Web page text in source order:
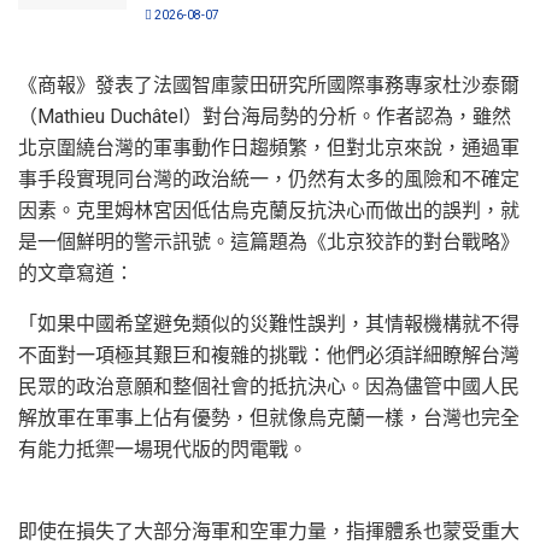
2026-08-07
《商報》發表了法國智庫蒙田研究所國際事務專家杜沙泰爾
（Mathieu Duchâtel）對台海局勢的分析。作者認為，雖然
北京圍繞台灣的軍事動作日趨頻繁，但對北京來說，通過軍
事手段實現同台灣的政治統一，仍然有太多的風險和不確定
因素。克里姆林宮因低估烏克蘭反抗決心而做出的誤判，就
是一個鮮明的警示訊號。這篇題為《北京狡詐的對台戰略》
的文章寫道：
「如果中國希望避免類似的災難性誤判，其情報機構就不得
不面對一項極其艱巨和複雜的挑戰：他們必須詳細瞭解台灣
民眾的政治意願和整個社會的抵抗決心。因為儘管中國人民
解放軍在軍事上佔有優勢，但就像烏克蘭一樣，台灣也完全
有能力抵禦一場現代版的閃電戰。
即使在損失了大部分海軍和空軍力量，指揮體系也蒙受重大